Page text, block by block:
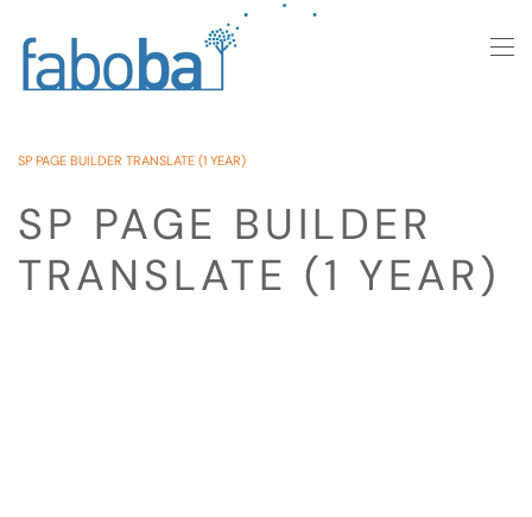
Skip to main content
SP PAGE BUILDER TRANSLATE (1 YEAR)
SP PAGE BUILDER
TRANSLATE (1 YEAR)